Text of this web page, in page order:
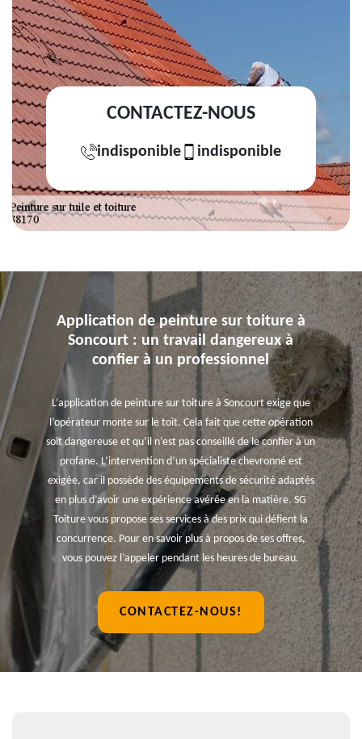
CONTACTEZ-NOUS
indisponible indisponible
Application de peinture sur toiture à
Soncourt : un travail dangereux à
confier à un professionnel
L’application de peinture sur toiture à Soncourt exige que
l’opérateur monte sur le toit. Cela fait que cette opération
soit dangereuse et qu’il n’est pas conseillé de le confier à un
profane. L’intervention d’un spécialiste chevronné est
exigée, car il possède des équipements de sécurité adaptés
en plus d’avoir une expérience avérée en la matière. SG
Toiture vous propose ses services à des prix qui défient la
concurrence. Pour en savoir plus à propos de ses offres,
vous pouvez l’appeler pendant les heures de bureau.
CONTACTEZ-NOUS!